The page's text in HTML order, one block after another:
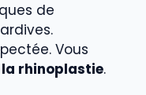
de
Vous
la rhinoplastie.